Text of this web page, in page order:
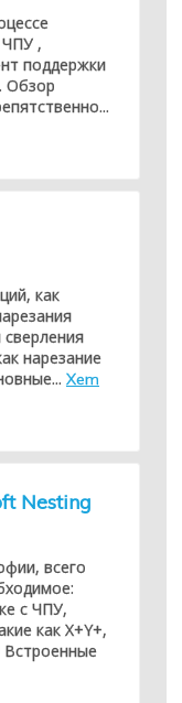
ЧПУ ,
поддержки
Обзор
как
нарезание
Xem
Nesting
всего
с ЧПУ,
как X+Y+,
Встроенные